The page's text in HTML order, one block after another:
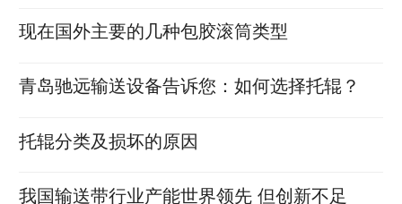
现在国外主要的几种包胶滚筒类型
青岛驰远输送设备告诉您：如何选择托辊？
托辊分类及损坏的原因
我国输送带行业产能世界领先 但创新不足